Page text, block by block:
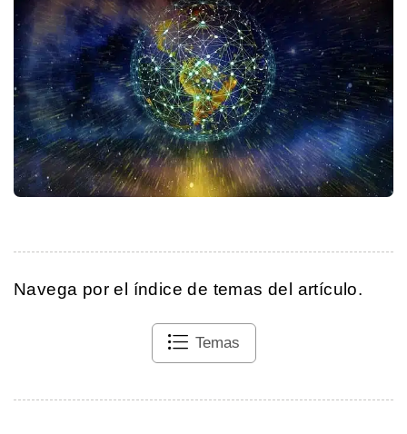
Navega por el índice de temas del artículo.
Temas